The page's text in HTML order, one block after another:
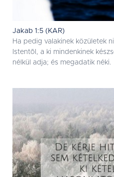
Jakab 1:5 (KAR)
Ha pedig valakinek közületek
Istentõl, a ki mindenkinek
nélkül adja; és megadatik néki.